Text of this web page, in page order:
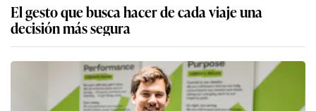
El gesto que busca hacer de cada viaje una
decisión más segura